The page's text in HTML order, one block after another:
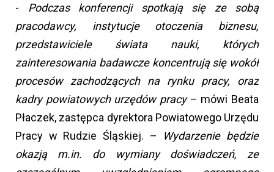
- Podczas konferencji spotkają się ze sobą
pracodawcy, instytucje otoczenia biznesu,
przedstawiciele świata nauki, których
zainteresowania badawcze koncentrują się wokół
procesów zachodzących na rynku pracy, oraz
kadry powiatowych urzędów pracy– mówi Beata
Płaczek, zastępca dyrektora Powiatowego Urzędu
Pracy w Rudzie Śląskiej. –
Wydarzenie będzie
okazją m.in. do wymiany doświadczeń, ze